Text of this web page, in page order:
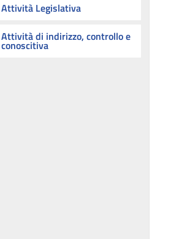
Attività Legislativa
Attività di indirizzo, controllo e
conoscitiva